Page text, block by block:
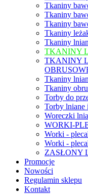
Tkaniny
Tkaniny
Tkaniny
Tkaniny
Tkaniny
TKANINY
TKANINY
Tkaniny
Tkaniny
Torby do
Torby lniane
Woreczki
WORKI-
Worki -
Worki -
ZASŁONY
Promocje
Nowości
Regulamin sklepu
Kontakt